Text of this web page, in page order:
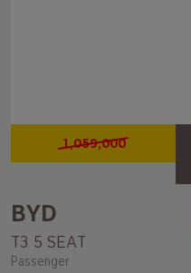
1,059,000
BYD
T3 5 SEAT
Passenger